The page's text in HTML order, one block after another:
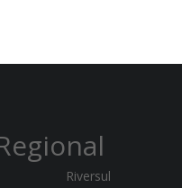
Riversul